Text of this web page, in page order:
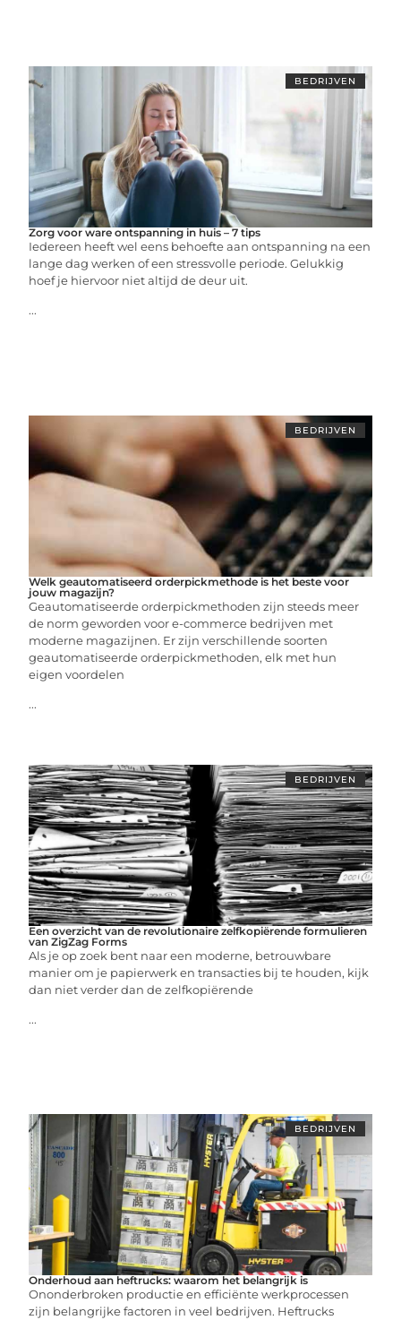
BEDRIJVEN
Zorg voor ware ontspanning in huis – 7 tips
Iedereen heeft wel eens behoefte aan ontspanning na een
lange dag werken of een stressvolle periode. Gelukkig
hoef je hiervoor niet altijd de deur uit.
...
BEDRIJVEN
Welk geautomatiseerd orderpickmethode is het beste voor
jouw magazijn?
Geautomatiseerde orderpickmethoden zijn steeds meer
de norm geworden voor e-commerce bedrijven met
moderne magazijnen. Er zijn verschillende soorten
geautomatiseerde orderpickmethoden, elk met hun
eigen voordelen
...
BEDRIJVEN
Een overzicht van de revolutionaire zelfkopiërende formulieren
van ZigZag Forms
Als je op zoek bent naar een moderne, betrouwbare
manier om je papierwerk en transacties bij te houden, kijk
dan niet verder dan de zelfkopiërende
...
BEDRIJVEN
Onderhoud aan heftrucks: waarom het belangrijk is
Ononderbroken productie en efficiënte werkprocessen
zijn belangrijke factoren in veel bedrijven. Heftrucks